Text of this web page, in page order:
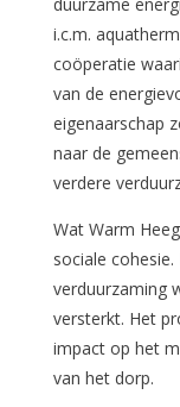
i.c.m.
coöperatie
van de
eigenaarschap
naar de
verdere
Wat Warm
sociale
verduurzaming
versterkt. Het
impact op het
van het dorp.